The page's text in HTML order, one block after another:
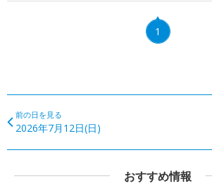
1
前の日を見る
2026年7月12日(日)
おすすめ情報